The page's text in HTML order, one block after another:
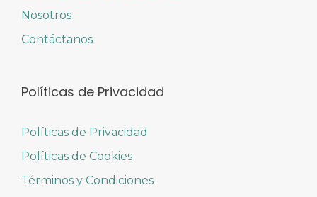
Nosotros
Contáctanos
Políticas de Privacidad
Políticas de Privacidad
Políticas de Cookies
Términos y Condiciones